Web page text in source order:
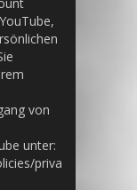
von
unter:
priva